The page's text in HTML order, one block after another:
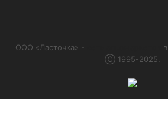
ООО «Ласточка» -
Ⓒ 1995-2025.